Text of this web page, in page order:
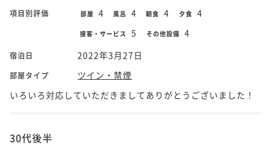
項目別評価 部屋 4 風呂 4 朝食 4 夕食 4
接客・サービス 5 その他設備 4
宿泊日 2022年3月27日
部屋タイプ
ツイン・禁煙
いろいろ対応していただきましてありがとうございました！
30代後半